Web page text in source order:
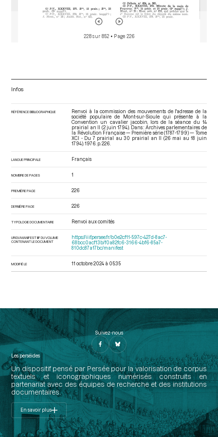
228 sur 852 • Page 226
Infos
RÉFÉRENCE BIBLIOGRAPHIQUE
Renvoi à la commission des mouvements de l'adresse de la
société populaire de Mont-sur-Sioule qui présente à la
Convention un cavalier jacobin, lors de la séance du 14
prairial an II (2 juin 1794). Dans : Archives parlementaires de
la Révolution Française — Première série (1787-1799) — Tome
XCI - Du 7 prairial au 30 prairial an II (26 mai au 18 juin
1794) . 1976. p. 226.
LANGUE PRINCIPALE Français
NOMBRE DE PAGES 1
PREMIÈRE PAGE 226
DERNIÈRE PAGE 226
TYPOLOGIE DOCUMENTAIRE Renvoi aux comités
URI DU MANIFEST IIIF DU VOLUME
CONTENANT LE DOCUMENT
https://iiif.persee.fr/b0e2cf11-597c-427d-8ac7-
68bcc0acf13b/f0a82fc6-3166-4bf6-85a7-
810dc87a17bc/manifest
MODIFIÉ LE 11 octobre 2024 à 05:35
Suivez-nous
Les perséides
Un dispositif pensé par Persée pour la valorisation de corpus
textuels et iconographiques numérisés construits en
partenariat avec des équipes de recherche et des institutions
documentaires.
En savoir plus